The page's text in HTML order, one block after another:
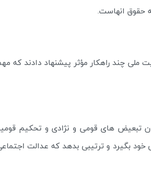
حقوق انهاست.
چند راهکار مؤثر پیشنهاد دادند که
تبعیض های قومی و نژادی و تحکیم
بگیرد و ترتیبی بدهد که عدالت